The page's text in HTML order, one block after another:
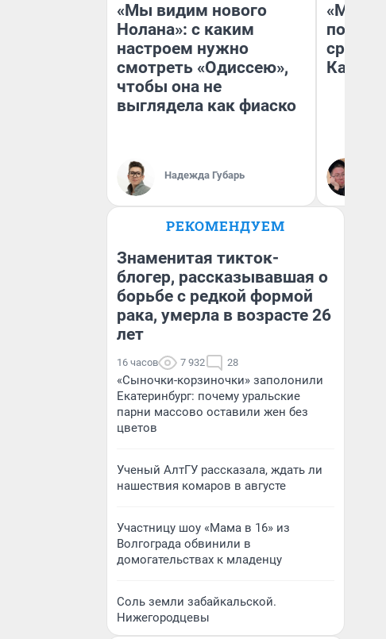
«Мы видим нового
Нолана»: с каким
настроем нужно
смотреть «Одиссею»,
чтобы она не
выглядела как фиаско
Надежда Губарь
РЕКОМЕНДУЕМ
Знаменитая тикток-
блогер, рассказывавшая о
борьбе с редкой формой
рака, умерла в возрасте 26
лет
16 часов 7 932 28
«Сыночки-корзиночки» заполонили
Екатеринбург: почему уральские
парни массово оставили жен без
цветов
Ученый АлтГУ рассказала, ждать ли
нашествия комаров в августе
Участницу шоу «Мама в 16» из
Волгограда обвинили в
домогательствах к младенцу
Соль земли забайкальской.
Нижегородцевы